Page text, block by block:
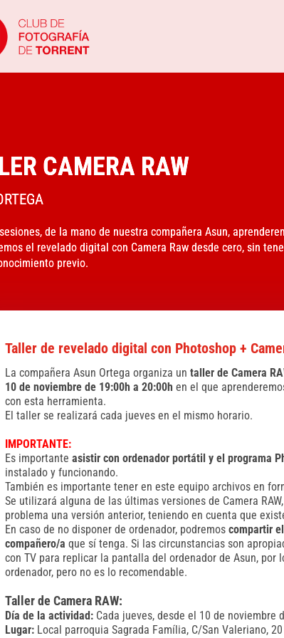
CAMERA RAW
de la mano de nuestra compañera Asun,
el revelado digital con Camera Raw desde cero, sin
previo.
Taller de revelado digital con Photoshop +
La compañera Asun Ortega organiza un taller de Camera
10 de noviembre de 19:00h a 20:00hen el que
con esta herramienta.
El taller se realizará cada jueves en el mismo horario.
IMPORTANTE:
Es importante asistir con ordenador portátil y el programa
instalado y funcionando.
También es importante tener en este equipo archivos en
Se utilizará alguna de las últimas versiones de Camera
problema una versión anterior, teniendo en cuenta que
En caso de no disponer de ordenador, podremos compartir
compañero/aque sí tenga. Si las circunstancias son
con TV para replicar la pantalla del ordenador de Asun, por
ordenador, pero no es lo recomendable.
Taller de Camera RAW:
Día de la actividad: Cada jueves, desde el 10 de noviembre
Lugar: Local parroquia Sagrada Família, C/San Valeriano,